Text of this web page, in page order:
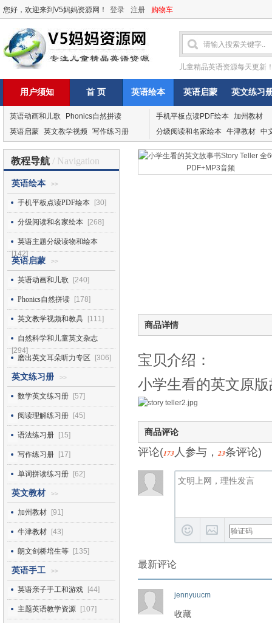
您好，欢迎来到V5妈妈资源网！ 登录 注册 购物车
儿童精品英语资源每天更新
用户须知 首 页 英语绘本 英语启蒙 英文练习
英语动画和儿歌
Phonics自然拼读
英语启蒙 英文教学视频 写作练习册
手机平板点读PDF绘本 加州教材
分级阅读和名家绘本 牛津教材 中
教程导航 / Navigation
英语绘本 >>
手机平板点读PDF绘本 [30]
分级阅读和名家绘本 [268]
英语主题分级读物和绘本
[142]
英语启蒙 >>
英语动画和儿歌 [240]
Phonics自然拼读 [178]
英文教学视频和教具 [111]
自然科学和儿童英文杂志
[294]
磨出英文耳朵听力专区
[306]
英文练习册 >>
数学英文练习册 [57]
阅读理解练习册 [45]
语法练习册 [15]
写作练习册 [17]
单词拼读练习册 [62]
英文教材 >>
加州教材 [91]
牛津教材 [43]
朗文剑桥培生等 [135]
英语手工 >>
英语亲子手工和游戏 [44]
主题英语教学资源 [107]
商品详情
宝贝介绍：
小学生看的英文原
商品评论
评论(173人参与，23条评论)
最新评论
jennyuucm
收藏